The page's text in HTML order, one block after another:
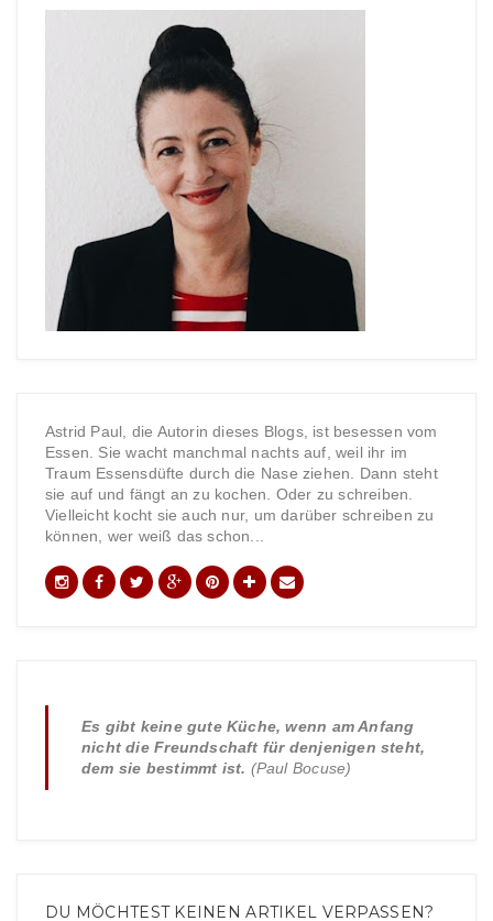
Astrid Paul, die Autorin dieses Blogs, ist besessen vom
Essen. Sie wacht manchmal nachts auf, weil ihr im
Traum Essensdüfte durch die Nase ziehen. Dann steht
sie auf und fängt an zu kochen. Oder zu schreiben.
Vielleicht kocht sie auch nur, um darüber schreiben zu
können, wer weiß das schon...
Es gibt keine gute Küche, wenn am Anfang
nicht die Freundschaft für denjenigen steht,
dem sie bestimmt ist. (Paul Bocuse)
DU MÖCHTEST KEINEN ARTIKEL VERPASSEN?